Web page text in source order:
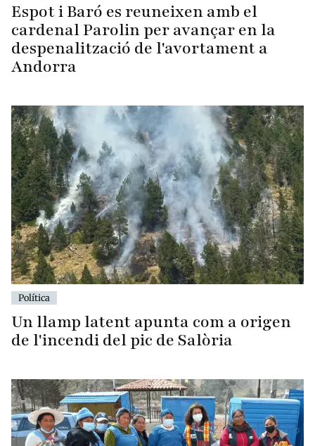
Espot i Baró es reuneixen amb el
cardenal Parolin per avançar en la
despenalització de l'avortament a
Andorra
Política
Un llamp latent apunta com a origen
de l'incendi del pic de Salòria